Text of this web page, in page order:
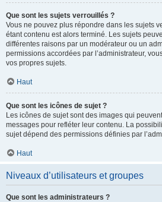
Que sont les sujets verrouillés ?
Vous ne pouvez plus répondre dans les sujets
étant contenu est alors terminé. Les sujets
différentes raisons par un modérateur ou un
permissions accordées par l’administrateur,
vos propres sujets.
Haut
Que sont les icônes de sujet ?
Les icônes de sujet sont des images qui
messages pour refléter leur contenu. La
sujet dépend des permissions définies par
Haut
Niveaux d’utilisateurs et groupes
Que sont les administrateurs ?